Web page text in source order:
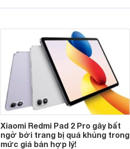
Xiaomi Redmi Pad 2 Pro gây bất
ngờ bởi trang bị quá khủng trong
mức giá bán hợp lý!